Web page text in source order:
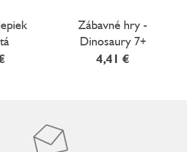
Zábavné hry -
Dinosaury 7+
4,41 €